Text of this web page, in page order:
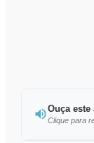
Ouça este
Clique para